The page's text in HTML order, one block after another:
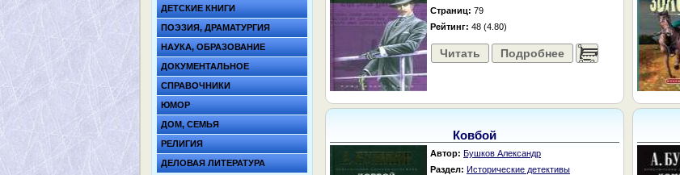
ДЕТСКИЕ КНИГИ
ПОЭЗИЯ, ДРАМАТУРГИЯ
НАУКА, ОБРАЗОВАНИЕ
ДОКУМЕНТАЛЬНОЕ
СПРАВОЧНИКИ
ЮМОР
ДОМ, СЕМЬЯ
РЕЛИГИЯ
ДЕЛОВАЯ ЛИТЕРАТУРА
Страниц: 79
Рейтинг: 48 (4.80)
Читать Подробнее ......
Ковбой
Автор: Бушков Александр
Раздел: Исторические детективы